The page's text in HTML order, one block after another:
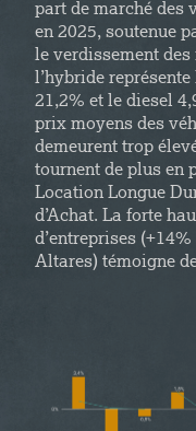
part de marché des
en 2025, soutenue
le verdissement des
l’hybride
21,2% et le diesel
prix moyens des
demeurent trop
tournent de plus en
Location Longue
d’Achat. La forte
d’entreprises
Altares) témoigne